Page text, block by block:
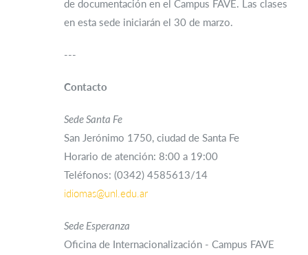
de documentación en el Campus FAVE. Las clases
en esta sede iniciarán el 30 de marzo.
---
Contacto
Sede Santa Fe
San Jerónimo 1750, ciudad de Santa Fe
Horario de atención: 8:00 a 19:00
Teléfonos: (0342) 4585613/14
idiomas@unl.edu.ar
Sede Esperanza
Oficina de Internacionalización - Campus FAVE